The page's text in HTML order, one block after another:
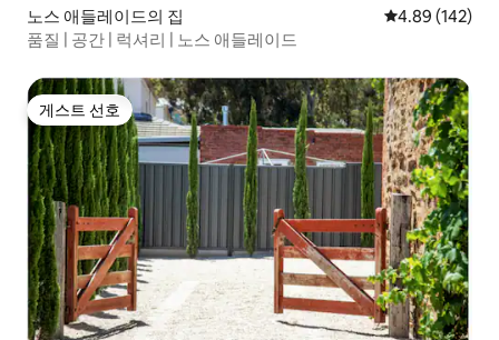
노스 애들레이드의 집 평점 4.89점(5
4.89 (142)
품질 | 공간 | 럭셔리 | 노스 애들레이드
게스트 선호
게스트 선호